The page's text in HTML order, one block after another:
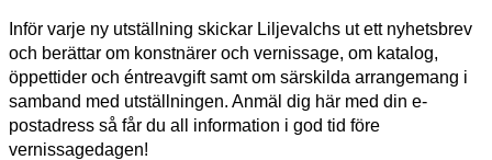
Inför varje ny utställning skickar Liljevalchs ut ett nyhetsbrev
och berättar om konstnärer och vernissage, om katalog,
öppettider och éntreavgift samt om särskilda arrangemang i
samband med utställningen. Anmäl dig här med din e-
postadress så får du all information i god tid före
vernissagedagen!